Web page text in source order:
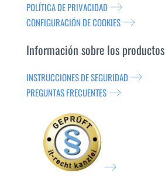
POLÍTICA DE PRIVACIDAD
CONFIGURACIÓN DE COOKIES
Información sobre los productos
INSTRUCCIONES DE SEGURIDAD
PREGUNTAS FRECUENTES